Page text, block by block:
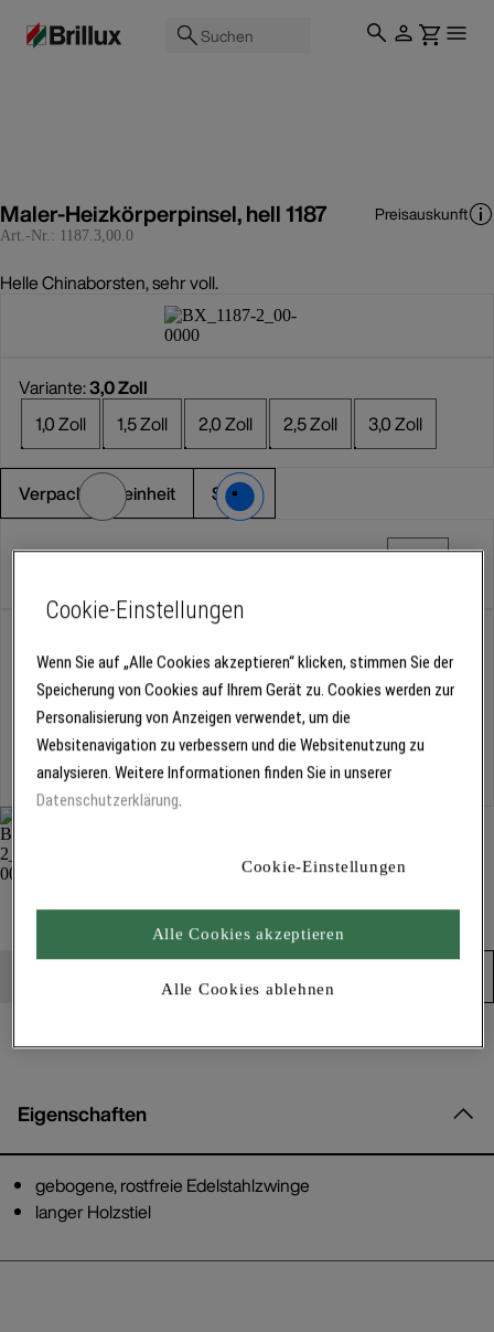
Suchen
Maler-Heizkörperpinsel, hell 1187
Art.-Nr.: 1187.3,00.0
Preisauskunft
Helle Chinaborsten, sehr voll.
Variante:3,0 Zoll
1,0 Zoll
1,5 Zoll 2,0 Zoll 2,5 Zoll 3,0 Zoll
Verpackungseinheit Stück
Für Verfügbarkeiten bitte anmelden
Kostenlose Lieferung
Für Lieferzeiten bitteanmelden
Streichen und Rollen
Eigenschaften
gebogene, rostfreie Edelstahlzwinge
langer Holzstiel
Cookie-Einstellungen
Wenn Sie auf „Alle Cookies akzeptieren“ klicken, stimmen Sie der
Speicherung von Cookies auf Ihrem Gerät zu. Cookies werden zur
Personalisierung von Anzeigen verwendet, um die
Websitenavigation zu verbessern und die Websitenutzung zu
analysieren. Weitere Informationen finden Sie in unserer
Datenschutzerklärung.
Cookie-Einstellungen
Alle Cookies ablehnen
Alle Cookies akzeptieren